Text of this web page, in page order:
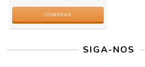
SIGA-NOS